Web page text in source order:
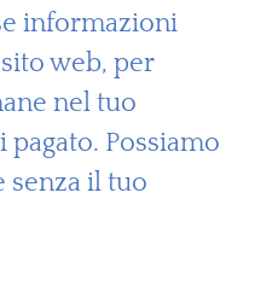
informazioni
web, per
nel tuo
Possiamo
senza il tuo